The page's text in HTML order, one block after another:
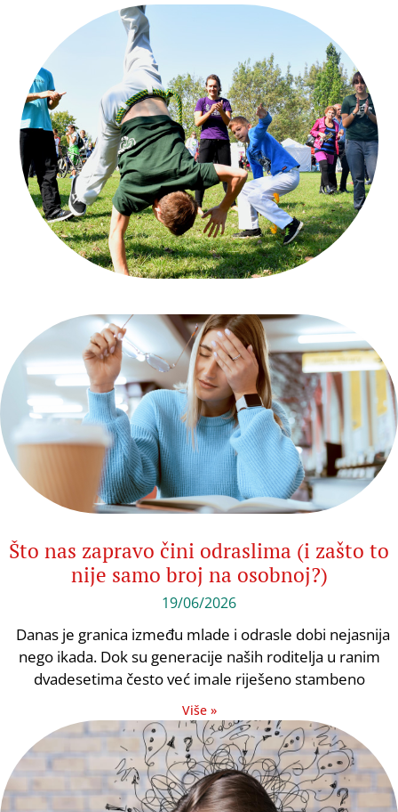
Što nas zapravo čini odraslima (i zašto to
nije samo broj na osobnoj?)
19/06/2026
Danas je granica između mlade i odrasle dobi nejasnija
nego ikada. Dok su generacije naših roditelja u ranim
dvadesetima često već imale riješeno stambeno
Više »